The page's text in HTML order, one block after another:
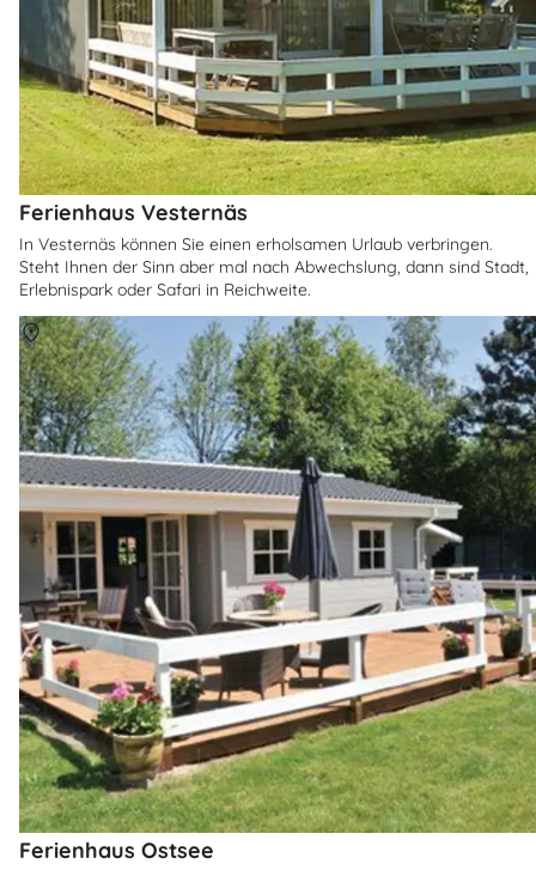
Ferienhaus Vesternäs
In Vesternäs können Sie einen erholsamen Urlaub verbringen.
Steht Ihnen der Sinn aber mal nach Abwechslung, dann sind Stadt,
Erlebnispark oder Safari in Reichweite.
Ferienhaus Ostsee
ÜberOstsee